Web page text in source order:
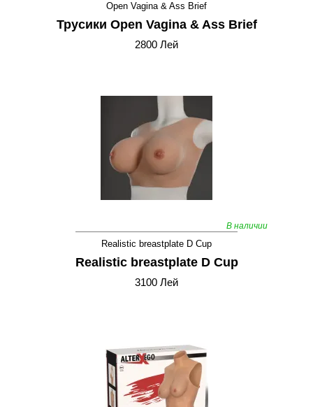
Open Vagina & Ass Brief
Трусики Open Vagina & Ass Brief
2800 Лей
В наличии
Realistic breastplate D Cup
Realistic breastplate D Cup
3100 Лей